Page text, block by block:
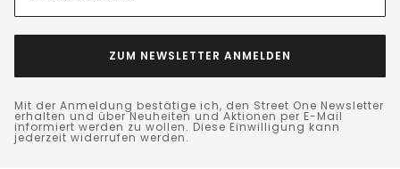
ZUM NEWSLETTER ANMELDEN
Mit der Anmeldung bestätige ich, den Street One Newsletter
erhalten und über Neuheiten und Aktionen per E-Mail
informiert werden zu wollen. Diese Einwilligung kann
jederzeit widerrufen werden.